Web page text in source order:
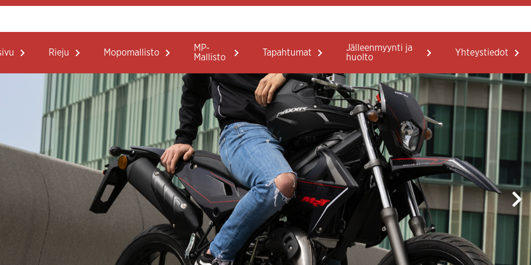
Rieju Mopomallisto
MP-
Mallisto
Tapahtumat
Jälleenmyynti ja
huolto
Yhteystiedot